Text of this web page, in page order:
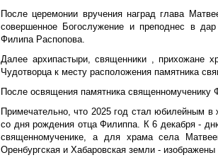
После церемонии вручения наград глава
совершенное Богослужение и преподнес в
Филипа Распопова.
Далее архипастыри, священники , прихожане
Чудотворца к месту расположения памятника
После освящения памятника
Примечательно, что 2025 год стал юбилейным
со дня рождения отца Филиппа. К 6 декабря -
священномученике, а для храма села
Оренбургская и Хабаровская земли -